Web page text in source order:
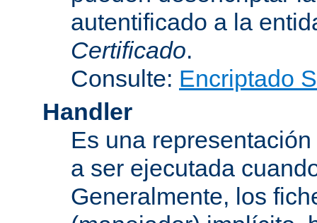
autentificado a la
Certificado.
Consulte: Encriptado
Handler
Es una
a ser ejecutada
Generalmente, los